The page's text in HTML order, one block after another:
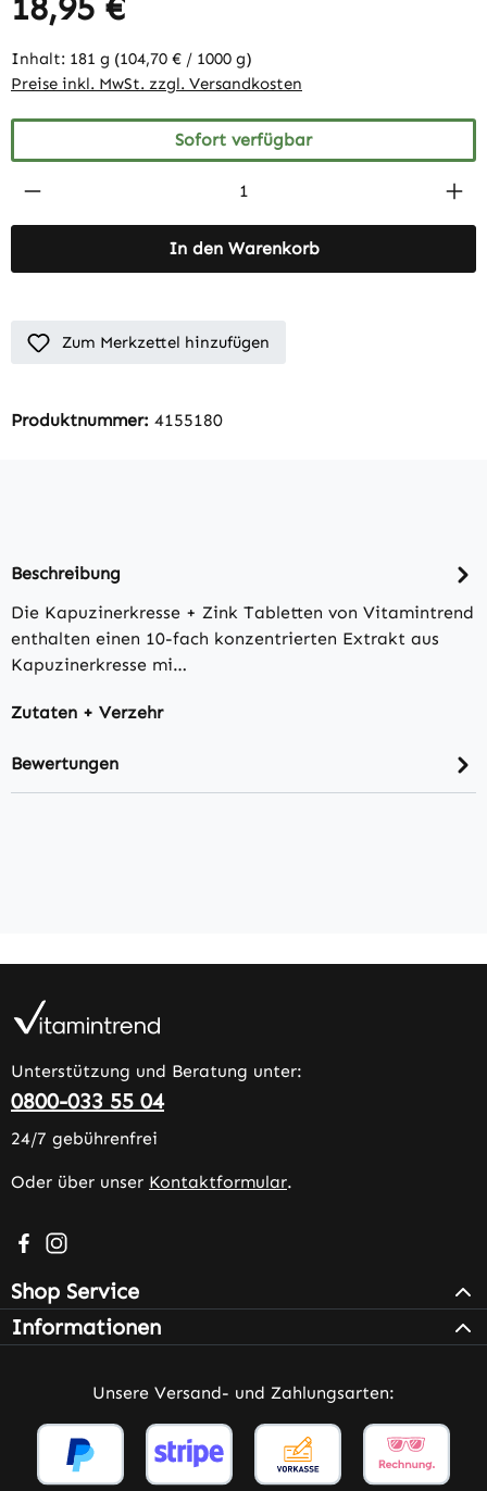
Inhalt: 181 g (104,70 € / 1000 g)
Preise inkl. MwSt. zzgl. Versandkosten
Sofort verfügbar
Produkt Anzahl: Gib den gewünschten
In den Warenkorb
Zum Merkzettel hinzufügen
Produktnummer: 4155180
Beschreibung
Die Kapuzinerkresse + Zink Tabletten von Vitamintrend
enthalten einen 10-fach konzentrierten Extrakt aus
Kapuzinerkresse mi…
Zutaten + Verzehr
Bewertungen
Unterstützung und Beratung unter:
0800-033 55 04
24/7 gebührenfrei
Oder über unser Kontaktformular.
Besuche uns auf Facebook – öffnet in neuem Tab
Schau auf Instagram vorbei – öffnet in neuem Tab
Shop Service
Informationen
Unsere Versand- und Zahlungsarten: